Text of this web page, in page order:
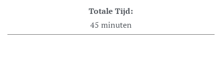
Totale Tijd:
45 minuten